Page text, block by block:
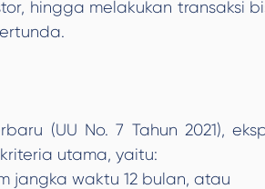
hingga melakukan transaksi
(UU No. 7 Tahun 2021),
utama, yaitu:
jangka waktu 12 bulan, atau